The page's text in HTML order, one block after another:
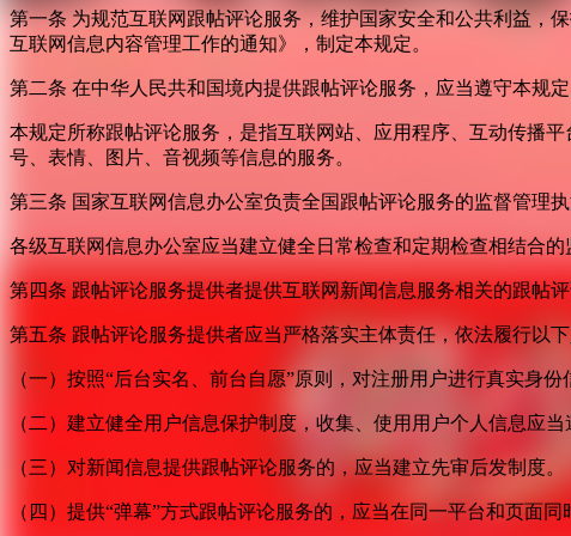
第一条 为规范互联网跟帖评论服务，维护国家安全和公共利益，
互联网信息内容管理工作的通知》，制定本规定。
第二条 在中华人民共和国境内提供跟帖评论服务，应当遵守本规定
本规定所称跟帖评论服务，是指互联网站、应用程序、互动传播
号、表情、图片、音视频等信息的服务。
第三条 国家互联网信息办公室负责全国跟帖评论服务的监督管理
各级互联网信息办公室应当建立健全日常检查和定期检查相结合
第四条 跟帖评论服务提供者提供互联网新闻信息服务相关的跟帖
第五条 跟帖评论服务提供者应当严格落实主体责任，依法履行以下
（一）按照“后台实名、前台自愿”原则，对注册用户进行真实身
（二）建立健全用户信息保护制度，收集、使用用户个人信息应
（三）对新闻信息提供跟帖评论服务的，应当建立先审后发制度。
（四）提供“弹幕”方式跟帖评论服务的，应当在同一平台和页面